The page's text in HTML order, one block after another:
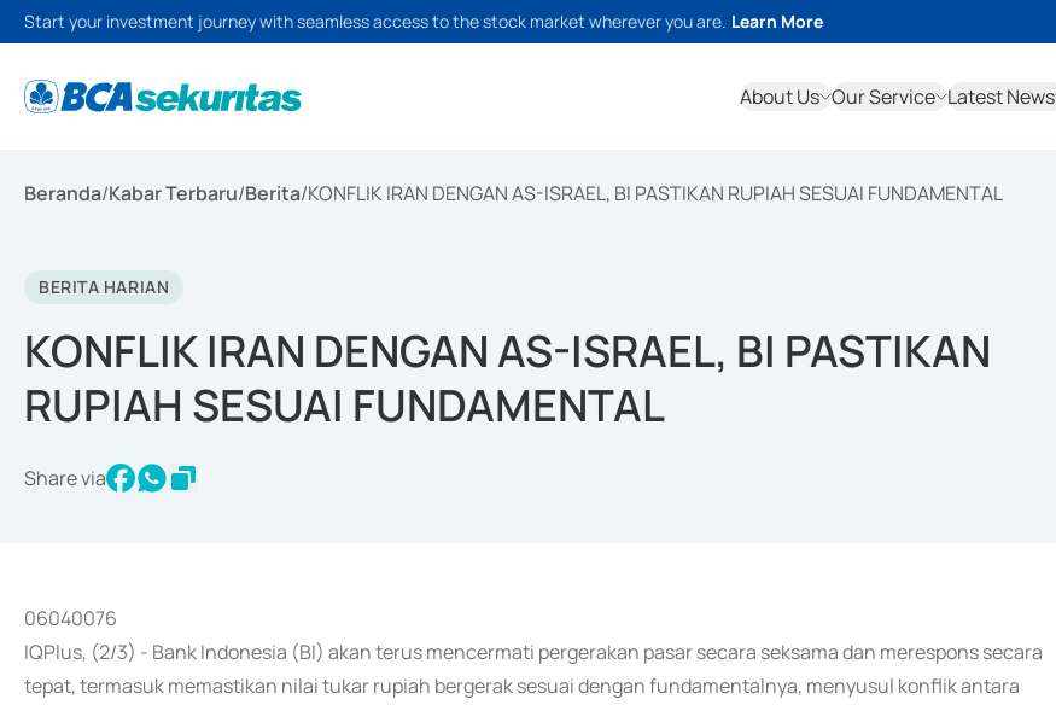
Start your investment journey with seamless access to the stock market wherever you are. Learn More
About Us Our Service Latest News
Beranda/Kabar Terbaru/Berita/KONFLIK IRAN DENGAN AS-ISRAEL, BI PASTIKAN RUPIAH SESUAI FUNDAMENTAL
BERITA HARIAN
KONFLIK IRAN DENGAN AS-ISRAEL, BI PASTIKAN
RUPIAH SESUAI FUNDAMENTAL
Share via
06040076
IQPlus, (2/3) - Bank Indonesia (BI) akan terus mencermati pergerakan pasar secara seksama dan merespons secara
tepat, termasuk memastikan nilai tukar rupiah bergerak sesuai dengan fundamentalnya, menyusul konflik antara